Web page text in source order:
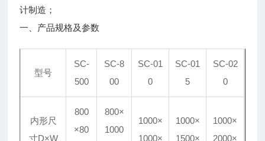
计制造；
一、产品规格及参数
型号
SC-
500
SC-8
00
SC-01
0
SC-01
5
SC-02
0
内形尺
寸D×W
800
×80
800×
1000
1000×
1000×
1000×
1500×
1000×
2000×